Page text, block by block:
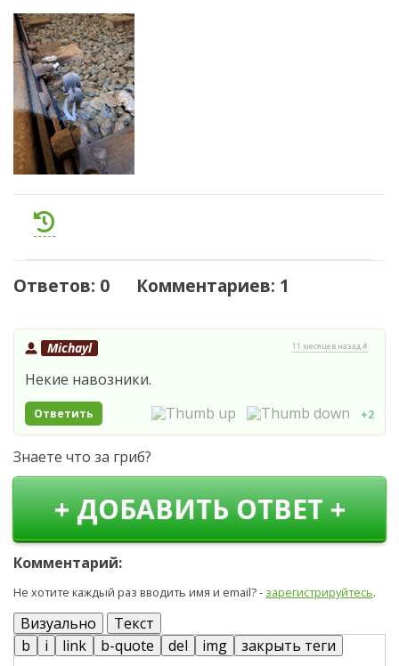
Ответов: 0 Комментариев: 1
Michayl 11 месяцев назад #
Некие навозники.
Ответить +2
Знаете что за гриб?
+ ДОБАВИТЬ ОТВЕТ +
Комментарий:
Не хотите каждый раз вводить имя и email? - зарегистрируйтесь.
Визуально Текст